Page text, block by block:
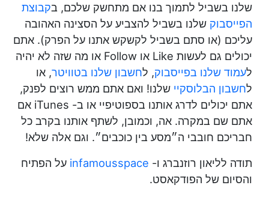
שלנו בשביל לתמוך בנו אם מתחשק שלכם, בקבוצת
הפייסבוק שלנו בשביל להצביע על הסצינה האהובה
עליכם (או סתם בשביל לקשקש אתנו על הפרק). אתם
יכולים גם לעשות Like או Follow או מה שזה לא יהיה
לעמוד שלנו בפייסבוק, לחשבון שלנו בטוויטר, או
לחשבון הבלוסקיי שלנו! ואם אתם ממש רוצים לפנק,
אתם יכולים לדרג אותנו בספוטיפיי או ב- iTunes אם
אתם שם במקרה. אה, וכמובן, לשתף אותנו בקרב כל
חבריכם חובבי ה״מסע בין כוכבים״. וגם אלה שלא!
תודה לליאון רוזנברג ו- infamousspace על הפתיח
והסיום של הפודקאסט.